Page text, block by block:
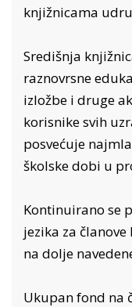
knjižnicama
Središnja
raznovrsne
izložbe i druge
korisnike svih
posvećuje
školske dobi u
Kontinuirano se
jezika za
na dolje
Ukupan fond na